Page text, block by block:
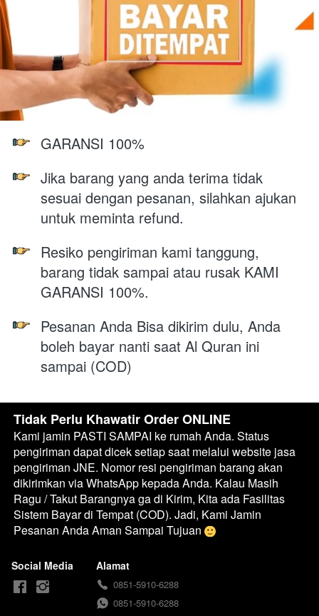
GARANSI 100%
Jika barang yang anda terima tidak
sesuai dengan pesanan, silahkan ajukan
untuk meminta refund.
Resiko pengiriman kami tanggung,
barang tidak sampai atau rusak KAMI
GARANSI 100%.
Pesanan Anda Bisa dikirim dulu, Anda
boleh bayar nanti saat Al Quran ini
sampai (COD)
Tidak Perlu Khawatir Order ONLINE
Kami jamin PASTI SAMPAI ke rumah Anda. Status
pengiriman dapat dicek setiap saat melalui website jasa
pengiriman JNE. Nomor resi pengiriman barang akan
dikirimkan via WhatsApp kepada Anda. Kalau Masih
Ragu / Takut Barangnya ga di Kirim, Kita ada Fasilitas
Sistem Bayar di Tempat (COD). Jadi, Kami Jamin
Pesanan Anda Aman Sampai Tujuan
Social Media Alamat
0851-5910-6288
0851-5910-6288